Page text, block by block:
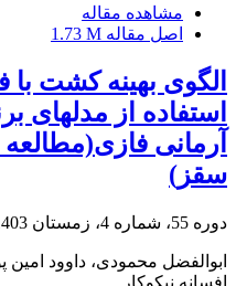
مشاهده مقاله
اصل مقاله 1.73 M
الگوی بهینه کشت
استفاده از مدلهای
آرمانی
سقز)
دوره 55، شماره 4، زمستان 1403، صفحه
ابوالفضل محمودی، داوود امین
افسانه نیکوکار